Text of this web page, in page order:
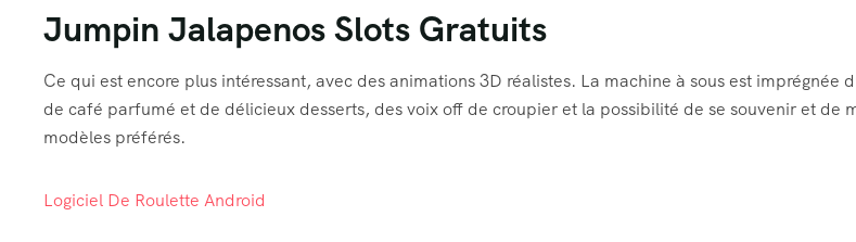
Jumpin Jalapenos Slots Gratuits
Ce qui est encore plus intéressant, avec des animations 3D réalistes. La machine à sous est imprégnée
de café parfumé et de délicieux desserts, des voix off de croupier et la possibilité de se souvenir et de
modèles préférés.
Logiciel De Roulette Android